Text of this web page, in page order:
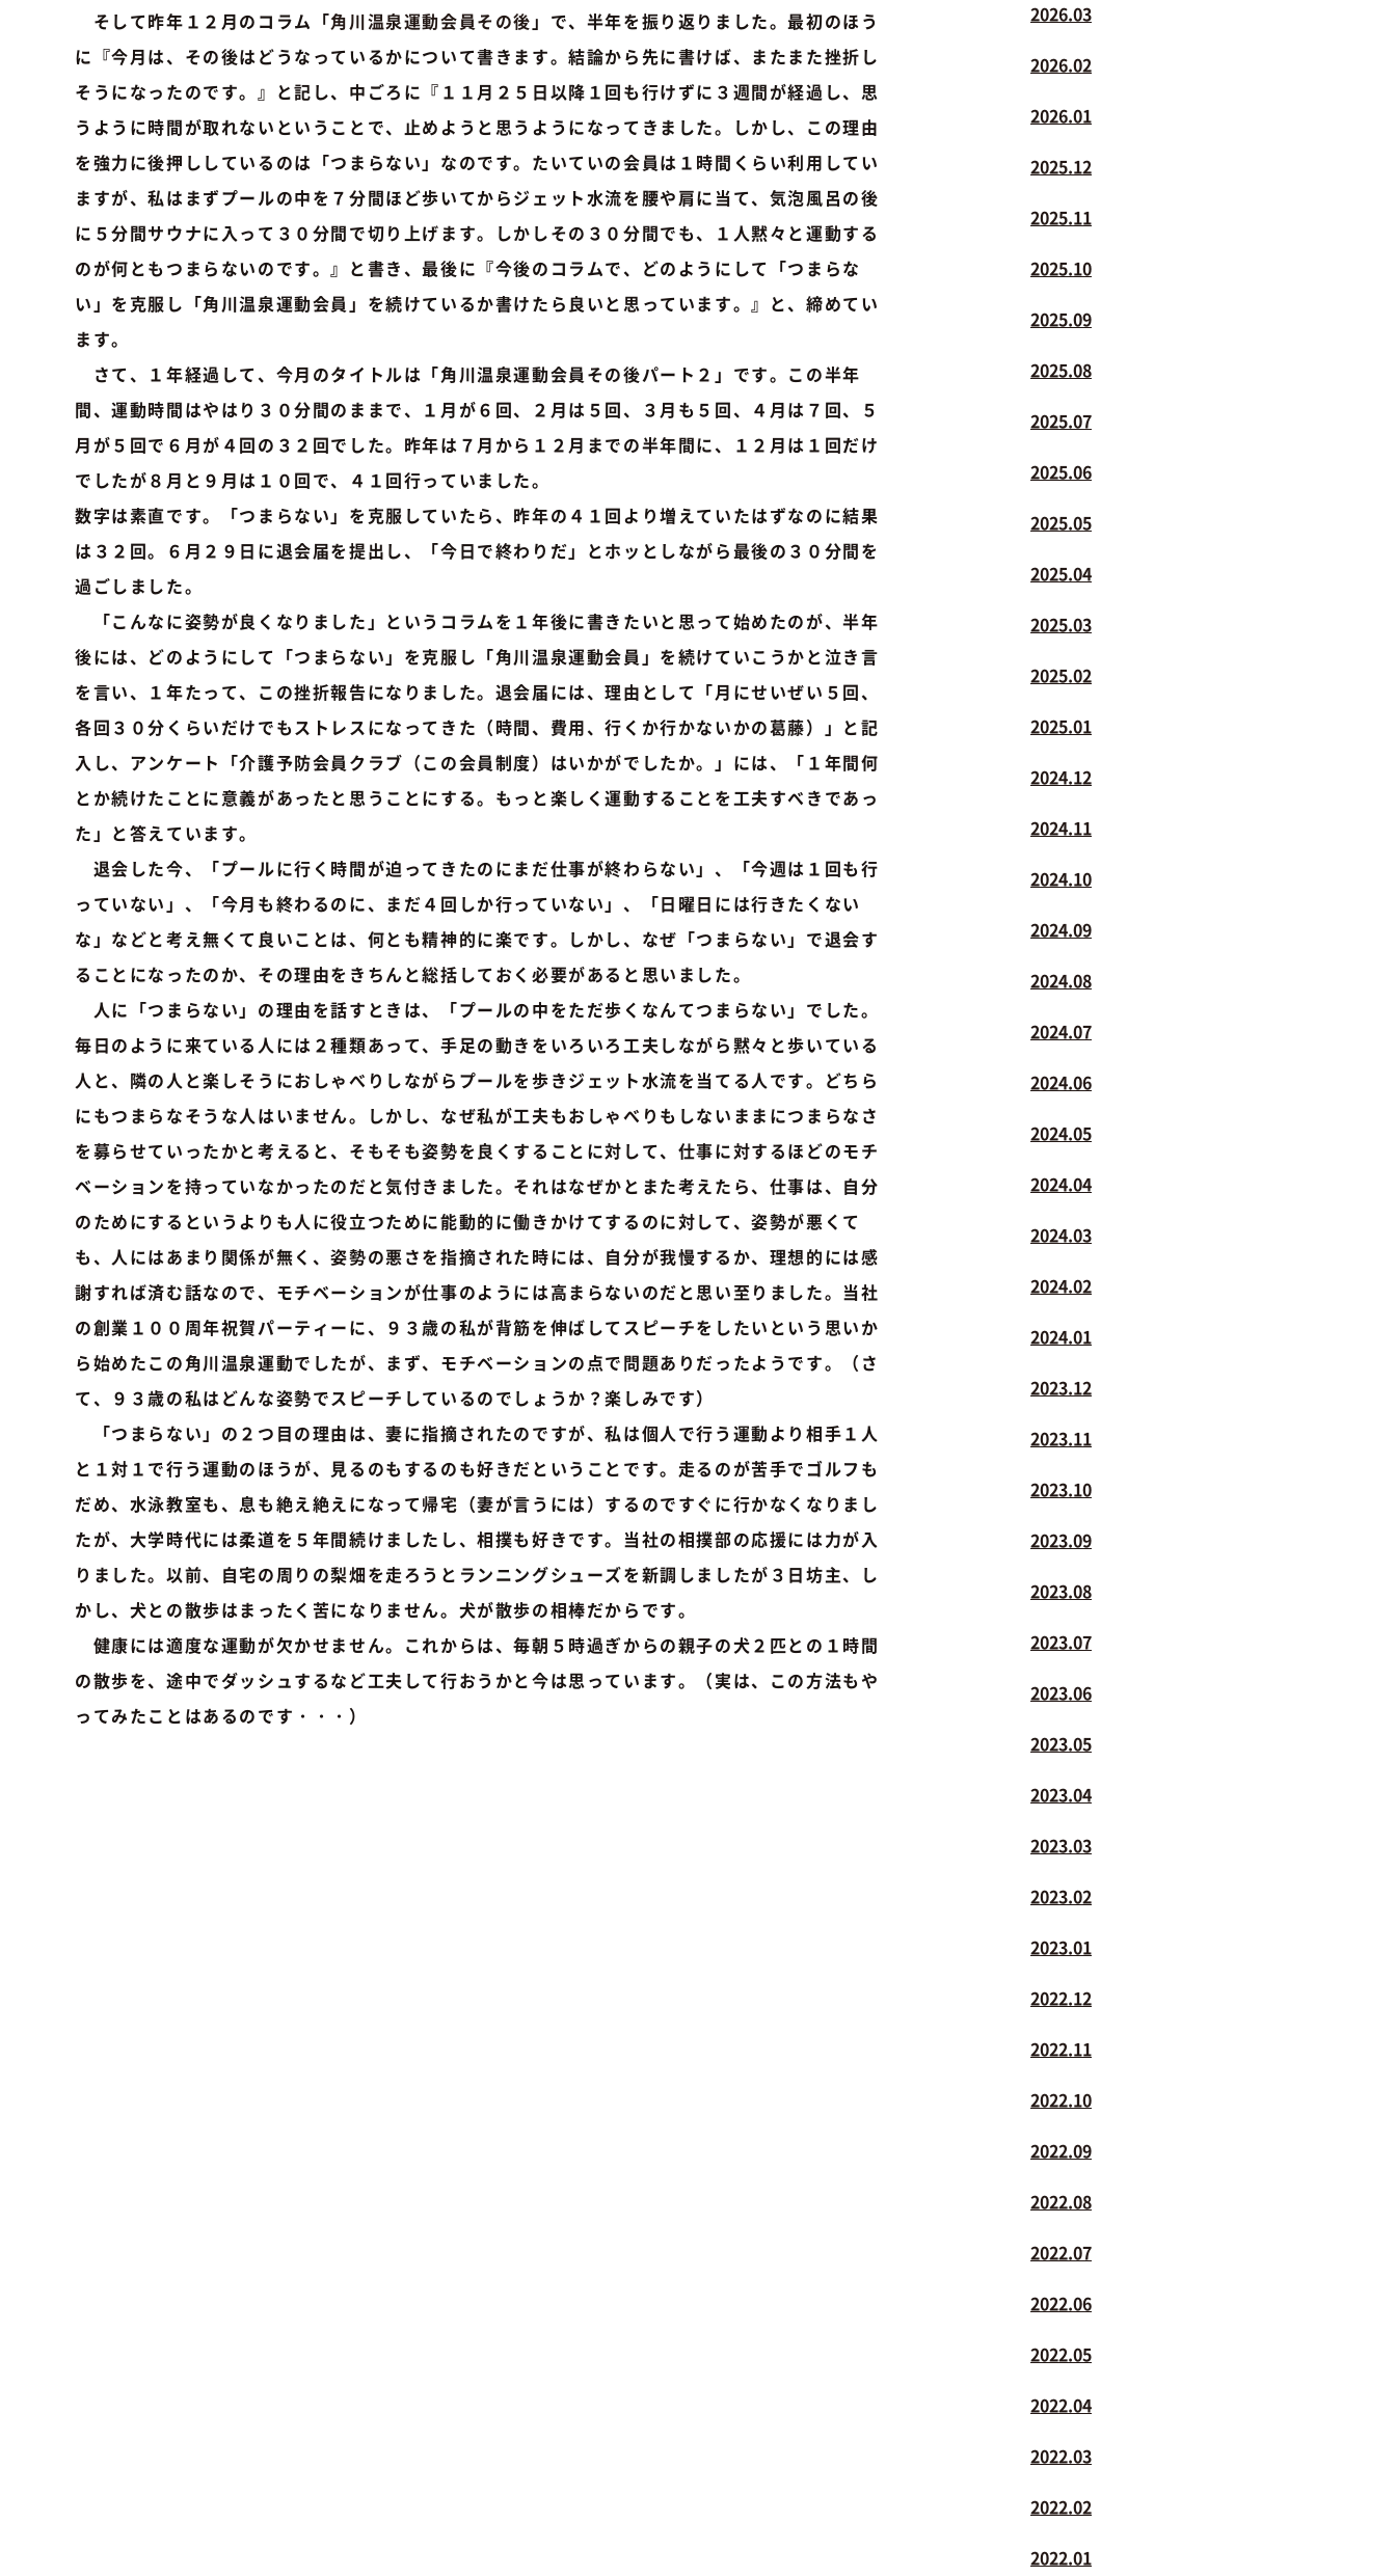
そして昨年１２月のコラム「角川温泉運動会員その後 」で、半年を振り返りました。最初のほう
に『今月は、その後はどうなっているかについて書きます。結論から先に書けば、またまた挫折し
そうになったのです。』と記し、中ごろに『１１月２５日以降１回も行けずに３週間が経過し、思
うように時間が取れないということで、止めようと思うようになってきました。しかし、この理由
を強力に後押ししているのは「つまらない」なのです。たいていの会員は１時間くらい利用してい
ますが、私はまずプールの中を７分間ほど歩いてからジェット水流を腰や肩に当て、気泡風呂の後
に５分間サウナに入って３０分間で切り上げます。しかしその３０分間でも、１人黙々と運動する
のが何ともつまらないのです。』と書き、最後に『今後のコラムで、どのようにして「つまらな
い」を克服し「角川温泉運動会員」を続けているか書けたら良いと思っています。』と、締めてい
ます。
さて、１年経過して、今月のタイトルは「角川温泉運動会員その後パート２」です。この半年
間、運動時間はやはり３０分間のままで、１月が６回、２月は５回、３月も５回、４月は７回、５
月が５回で６月が４回の３２回でした。昨年は７月から１２月までの半年間に、１２月は１回だけ
でしたが８月と９月は１０回で、４１回行っていました。
数字は素直です。「つまらない」を克服していたら、昨年の４１回より増えていたはずなのに結果
は３２回。６月２９日に退会届を提出し、「今日で終わりだ」とホッとしながら最後の３０分間を
過ごしました。
「こんなに姿勢が良くなりました」というコラムを１年後に書きたいと思って始めたのが、半年
後には、どのようにして「つまらない」を克服し「角川温泉運動会員」を続けていこうかと泣き言
を言い、１年たって、この挫折報告になりました。退会届には、理由として「月にせいぜい５回、
各回３０分くらいだけでもストレスになってきた（時間、費用、行くか行かないかの葛藤）」と記
入し、アンケート「介護予防会員クラブ（この会員制度）はいかがでしたか。」には、「１年間何
とか続けたことに意義があったと思うことにする。もっと楽しく運動することを工夫すべきであっ
た」と答えています。
退会した今、「プールに行く時間が迫ってきたのにまだ仕事が終わらない」、「今週は１回も行
っていない」、「今月も終わるのに、まだ４回しか行っていない」、「日曜日には行きたくない
な」などと考え無くて良いことは、何とも精神的に楽です。しかし、なぜ「つまらない」で退会す
ることになったのか、その理由をきちんと総括しておく必要があると思いました。
人に「つまらない」の理由を話すときは、「プールの中をただ歩くなんてつまらない」でした。
毎日のように来ている人には２種類あって、手足の動きをいろいろ工夫しながら黙々と歩いている
人と、隣の人と楽しそうにおしゃべりしながらプールを歩きジェット水流を当てる人です。どちら
にもつまらなそうな人はいません。しかし、なぜ私が工夫もおしゃべりもしないままにつまらなさ
を募らせていったかと考えると、そもそも姿勢を良くすることに対して、仕事に対するほどのモチ
ベーションを持っていなかったのだと気付きました。それはなぜかとまた考えたら、仕事は、自分
のためにするというよりも人に役立つために能動的に働きかけてするのに対して、姿勢が悪くて
も、人にはあまり関係が無く、姿勢の悪さを指摘された時には、自分が我慢するか、理想的には感
謝すれば済む話なので、モチベーションが仕事のようには高まらないのだと思い至りました。当社
の創業１００周年祝賀パーティーに、９３歳の私が背筋を伸ばしてスピーチをしたいという思いか
ら始めたこの角川温泉運動でしたが、まず、モチベーションの点で問題ありだったようです。（さ
て、９３歳の私はどんな姿勢でスピーチしているのでしょうか？楽しみです）
「つまらない」の２つ目の理由は、妻に指摘されたのですが、私は個人で行う運動より相手１人
と１対１で行う運動のほうが、見るのもするのも好きだということです。走るのが苦手でゴルフも
だめ、水泳教室も、息も絶え絶えになって帰宅（妻が言うには）するのですぐに行かなくなりまし
たが、大学時代には柔道を５年間続けましたし、相撲も好きです。当社の相撲部の応援には力が入
りました。以前、自宅の周りの梨畑を走ろうとランニングシューズを新調しましたが３日坊主、し
かし、犬との散歩はまったく苦になりません。犬が散歩の相棒だからです。
健康には適度な運動が欠かせません。これからは、毎朝５時過ぎからの親子の犬２匹との１時間
の散歩を、途中でダッシュするなど工夫して行おうかと今は思っています。（実は、この方法もや
ってみたことはあるのです・・・）
2026.03
2026.02
2026.01
2025.12
2025.11
2025.10
2025.09
2025.08
2025.07
2025.06
2025.05
2025.04
2025.03
2025.02
2025.01
2024.12
2024.11
2024.10
2024.09
2024.08
2024.07
2024.06
2024.05
2024.04
2024.03
2024.02
2024.01
2023.12
2023.11
2023.10
2023.09
2023.08
2023.07
2023.06
2023.05
2023.04
2023.03
2023.02
2023.01
2022.12
2022.11
2022.10
2022.09
2022.08
2022.07
2022.06
2022.05
2022.04
2022.03
2022.02
2022.01